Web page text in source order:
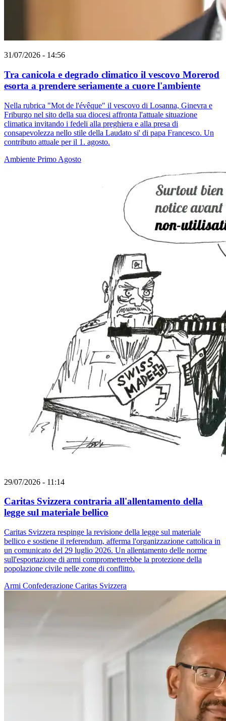
31/07/2026 - 14:56
Tra canicola e degrado climatico il vescovo Morerod
esorta a prendere seriamente a cuore l'ambiente
Nella rubrica "Mot de l'évêque" il vescovo di Losanna, Ginevra e
Friburgo nel sito della sua diocesi affronta l'attuale situazione
climatica invitando i fedeli alla preghiera e alla presa di
consapevolezza nello stile della Laudato si' di papa Francesco. Un
contributo attuale per il 1. agosto.
Ambiente Primo Agosto
29/07/2026 - 11:14
Caritas Svizzera contraria all'allentamento della
legge sul materiale bellico
Caritas Svizzera respinge la revisione della legge sul materiale
bellico e sostiene il referendum, afferma l'organizzazione cattolica in
un comunicato del 29 luglio 2026. Un allentamento delle norme
sull'esportazione di armi comprometterebbe la protezione della
popolazione civile nelle zone di conflitto.
Armi Confederazione Caritas Svizzera